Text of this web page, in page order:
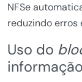
NFSe
reduzindo erros
Uso do
informação